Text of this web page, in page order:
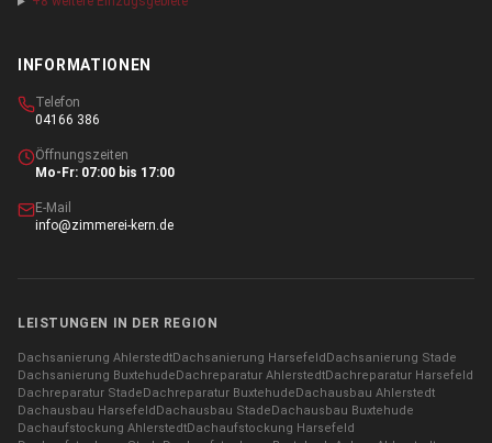
INFORMATIONEN
Telefon
04166 386
Öffnungszeiten
Mo-Fr: 07:00 bis 17:00
E-Mail
info@zimmerei-kern.de
LEISTUNGEN IN DER REGION
Dachsanierung AhlerstedtDachsanierung Harsefeld Dachsanierung Stade
Dachsanierung Buxtehude Dachreparatur AhlerstedtDachreparatur Harsefeld
Dachreparatur Stade Dachreparatur Buxtehude Dachausbau Ahlerstedt
Dachausbau Harsefeld Dachausbau Stade Dachausbau Buxtehude
Dachaufstockung AhlerstedtDachaufstockung Harsefeld